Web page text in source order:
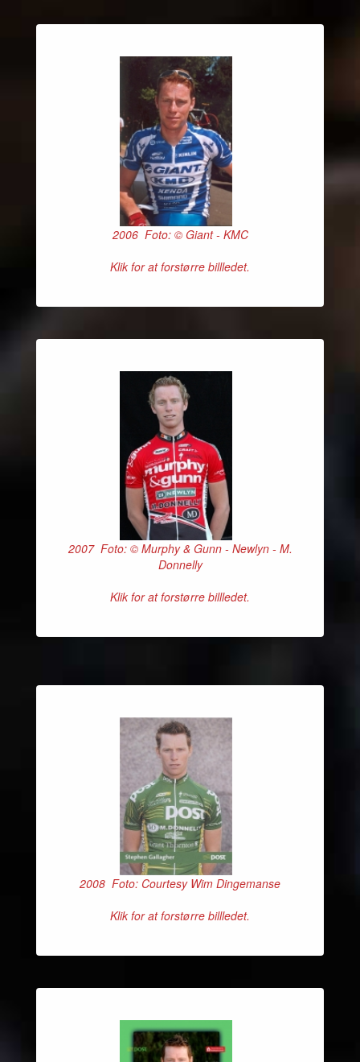
2006 Foto: © Giant - KMC
Klik for at forstørre billledet.
2007 Foto: © Murphy & Gunn - Newlyn - M.
Donnelly
Klik for at forstørre billledet.
2008 Foto: Courtesy Wim Dingemanse
Klik for at forstørre billledet.